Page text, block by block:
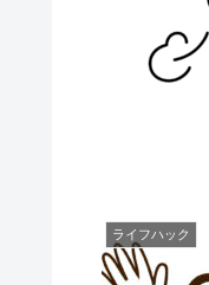
ライフハック